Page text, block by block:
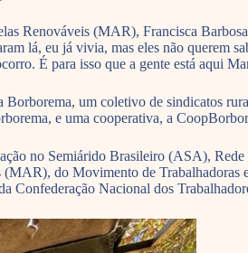
Renováveis (MAR), Francisca
lá, eu já vivia, mas eles não querem
É para isso que a gente está aqui
um coletivo de sindicatos
e uma cooperativa, a
no Semiárido Brasileiro (ASA),
do Movimento de Trabalhadoras
Confederação Nacional dos